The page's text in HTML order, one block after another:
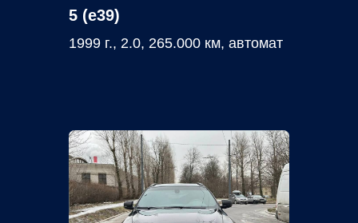
1999 г., 2.0, 265.000 км, автомат
5 (e39)